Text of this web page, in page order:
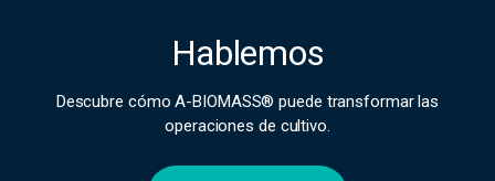
Hablemos
Descubre cómo A-BIOMASS® puede transformar las
operaciones de cultivo.